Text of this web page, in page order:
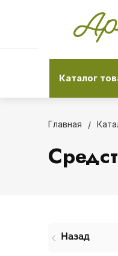
Каталог
Главная
Назад